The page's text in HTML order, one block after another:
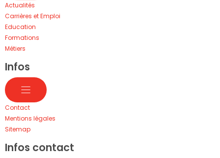
Actualités
Carrières et Emploi
Education
Formations
Métiers
Infos
Contact
Mentions légales
Sitemap
Infos contact